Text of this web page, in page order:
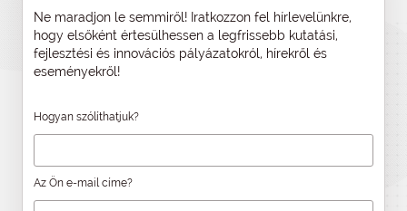
Ne maradjon le semmiről! Iratkozzon fel hírlevelünkre,
hogy elsőként értesülhessen a legfrissebb kutatási,
fejlesztési és innovációs pályázatokról, hírekről és
eseményekről!
Hogyan szólíthatjuk?
Az Ön e-mail címe?